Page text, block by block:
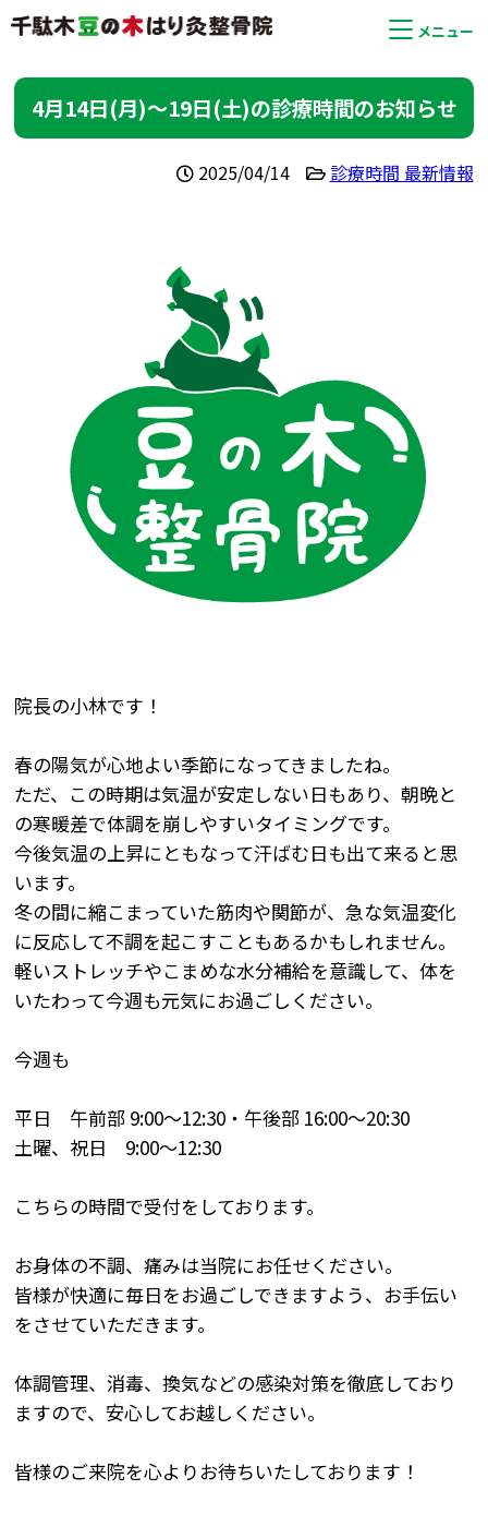
メニュー
4月14日(月)〜19日(土)の診療時間のお知らせ
2025/04/14 診療時間 最新情報
院長の小林です！
春の陽気が心地よい季節になってきましたね。
ただ、この時期は気温が安定しない日もあり、朝晩と
の寒暖差で体調を崩しやすいタイミングです。
今後気温の上昇にともなって汗ばむ日も出て来ると思
います。
冬の間に縮こまっていた筋肉や関節が、急な気温変化
に反応して不調を起こすこともあるかもしれません。
軽いストレッチやこまめな水分補給を意識して、体を
いたわって今週も元気にお過ごしください。
今週も
平日 午前部 9:00～12:30・午後部 16:00～20:30
土曜、祝日 9:00～12:30
こちらの時間で受付をしております。
お身体の不調、痛みは当院にお任せください。
皆様が快適に毎日をお過ごしできますよう、お手伝い
をさせていただきます。
体調管理、消毒、換気などの感染対策を徹底しており
ますので、安心してお越しください。
皆様のご来院を心よりお待ちいたしております！